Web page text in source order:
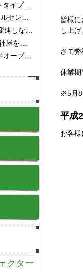
皆様
し上げ
さて
休業
※5月8
平成
お客
り付け
売！！
い！！
ました!!
・続報
クター